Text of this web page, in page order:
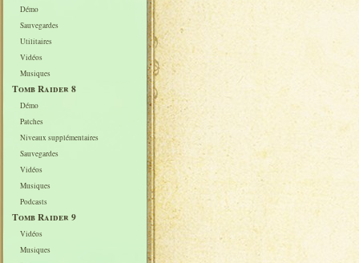
Démo
Sauvegardes
Utilitaires
Vidéos
Musiques
Tomb Raider 8
Démo
Patches
Niveaux supplémentaires
Sauvegardes
Vidéos
Musiques
Podcasts
Tomb Raider 9
Vidéos
Musiques